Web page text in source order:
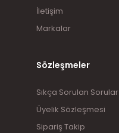
İletişim
Markalar
Sözleşmeler
Sıkça Sorulan Sorular
Üyelik Sözleşmesi
Sipariş Takip